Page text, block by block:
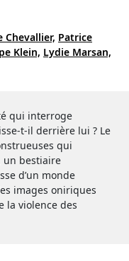
Chevallier, Patrice
Klein, Lydie Marsan,
qui interroge
t-il derrière lui ? Le
qui
un bestiaire
d’un monde
images oniriques
la violence des